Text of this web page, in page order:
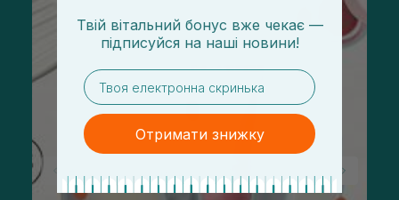
Твій вітальний бонус вже чекає —
підписуйся на наші новини!
email
Отримати знижку